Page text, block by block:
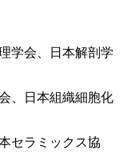
、日本解剖学
日本組織細胞化
ラミックス協